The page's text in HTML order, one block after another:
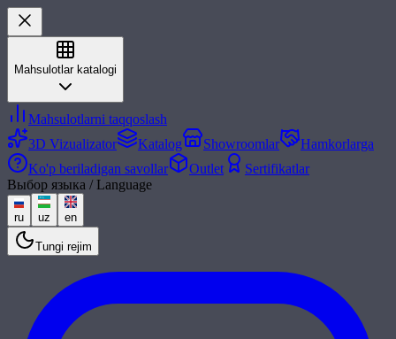
Mahsulotlar katalogi
Mahsulotlarni taqqoslash
3D Vizualizator
Katalog Showroomlar
Hamkorlarga
Ko'p beriladigan savollar
Outlet
Sertifikatlar
Выбор языка / Language
ru uz en
Tungi rejim